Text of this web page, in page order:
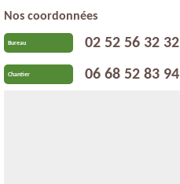
Nos coordonnées
Bureau 02 52 56 32 32
Chantier 06 68 52 83 94